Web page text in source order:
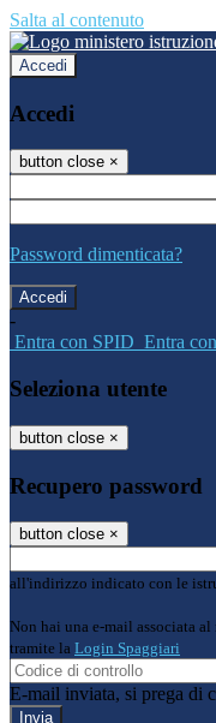
Salta al contenuto
Accedi
Accedi
button close ×
Password dimenticata?
-
Entra con SPID Entra
Seleziona utente
button close ×
Recupero password
button close ×
all'indirizzo indicato con le
Non hai una e-mail associata
tramite la Login Spaggiari
E-mail inviata, si prega di